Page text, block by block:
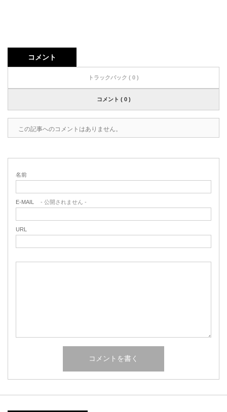
コメント
トラックバック ( 0 )
コメント ( 0 )
この記事へのコメントはありません。
名前
E-MAIL - 公開されません -
URL